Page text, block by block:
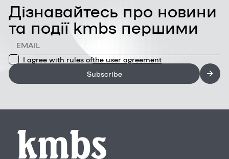
Дізнавайтесь про новини
та події kmbs першими
I agree with rules ofthe user agreement
Subscribe